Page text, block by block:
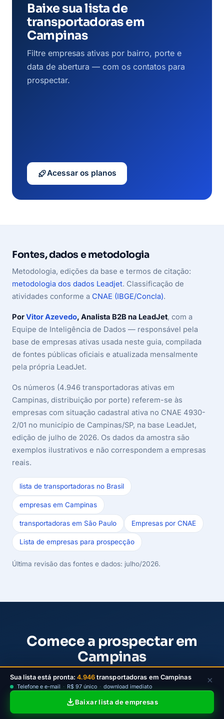
Baixe sua lista de
transportadoras em
Campinas
Filtre empresas ativas por bairro, porte e
data de abertura — com os contatos para
prospectar.
Acessar os planos
Fontes, dados e metodologia
Metodologia, edições da base e termos de citação:
metodologia dos dados Leadjet. Classificação de
atividades conforme a CNAE (IBGE/Concla).
PorVitor Azevedo, Analista B2B na LeadJet, com a
Equipe de Inteligência de Dados — responsável pela
base de empresas ativas usada neste guia, compilada
de fontes públicas oficiais e atualizada mensalmente
pela própria LeadJet.
Os números (4.946 transportadoras ativas em
Campinas, distribuição por porte) referem-se às
empresas com situação cadastral ativa no CNAE 4930-
2/01 no município de Campinas/SP, na base LeadJet,
edição de julho de 2026. Os dados da amostra são
exemplos ilustrativos e não correspondem a empresas
reais.
lista de transportadoras no Brasil
empresas em Campinas
transportadoras em São Paulo Empresas por CNAE
Lista de empresas para prospecção
Última revisão das fontes e dados: julho/2026.
Comece a prospectar em
Campinas
Escolha um plano da LeadJet para filtrar
transportadoras ativas de Campinas por bairro e
porte, baixar contatos e iniciar a prospecção B2B
com mais clareza.
Sua lista está pronta:4.946transportadoras em Campinas
Telefone e e-mail · R$ 97 único · download imediato
Baixar lista de empresas
×